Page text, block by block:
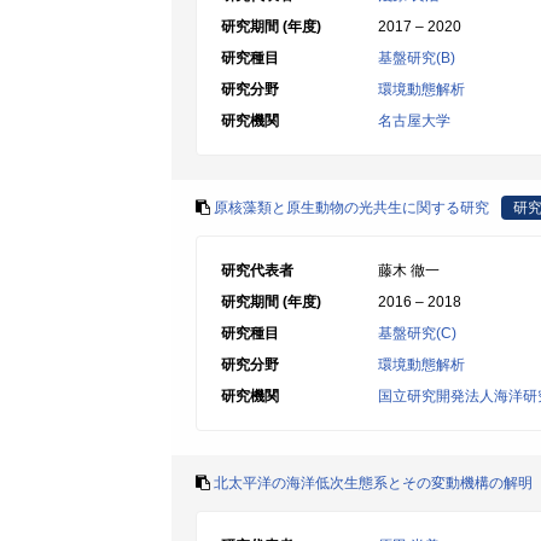
研究期間 (年度)
2017 – 2020
研究種目
基盤研究(B)
研究分野
環境動態解析
研究機関
名古屋大学
原核藻類と原生動物の光共生に関する研究 研
研究代表者
藤木 徹一
研究期間 (年度)
2016 – 2018
研究種目
基盤研究(C)
研究分野
環境動態解析
研究機関
国立研究開発法人海洋
北太平洋の海洋低次生態系とその変動機構の解明